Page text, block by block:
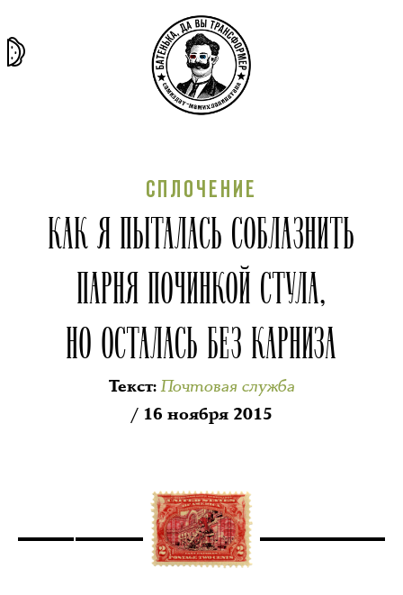
СПЛОЧЕНИЕ
КАК Я ПЫТАЛАСЬ СОБЛАЗНИТЬ
ПАРНЯ ПОЧИНКОЙ СТУЛА,
НО ОСТАЛАСЬ БЕЗ КАРНИЗА
Текст:Почтовая служба
/ 16 ноября 2015